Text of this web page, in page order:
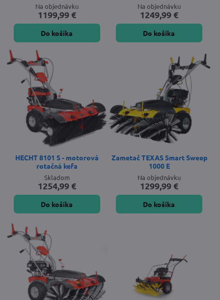
Na objednávku
1199,99 €
Do košíka
Na objednávku
1249,99 €
Do košíka
HECHT 8101 S - motorová
rotačná kefa
Skladom
1254,99 €
Do košíka
Zametač TEXAS Smart Sweep
1000 E
Na objednávku
1299,99 €
Do košíka